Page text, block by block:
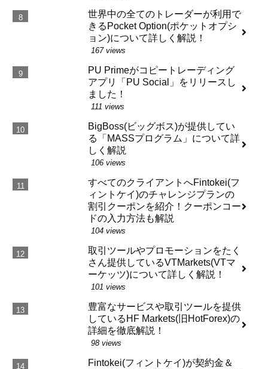
世界中の全てのトレーダーが利用で
きるPocket Option(ポケットオプシ
ョン)について詳しく解説！
167 views
PU Primeがコピートレーディング
アプリ「PU Social」をリリースし
ました！
111 views
BigBoss(ビッグボス)が提供してい
る「MASSプログラム」について詳
しく解説
106 views
すべてのクライアントへFintokei(フ
ィントケイ)のチャレンジプランの
割引クーポンを紹介！クーポンコー
ドの入力方法も解説
104 views
取引ツールやプロモーションをたく
さん提供しているVTMarkets(VTマ
ーケッツ)について詳しく解説！
101 views
豊富なサービスや取引ツールを提供
しているHF Markets(旧HotForex)の
詳細を徹底解説！
98 views
Fintokei(フィントケイ)が契約金＆